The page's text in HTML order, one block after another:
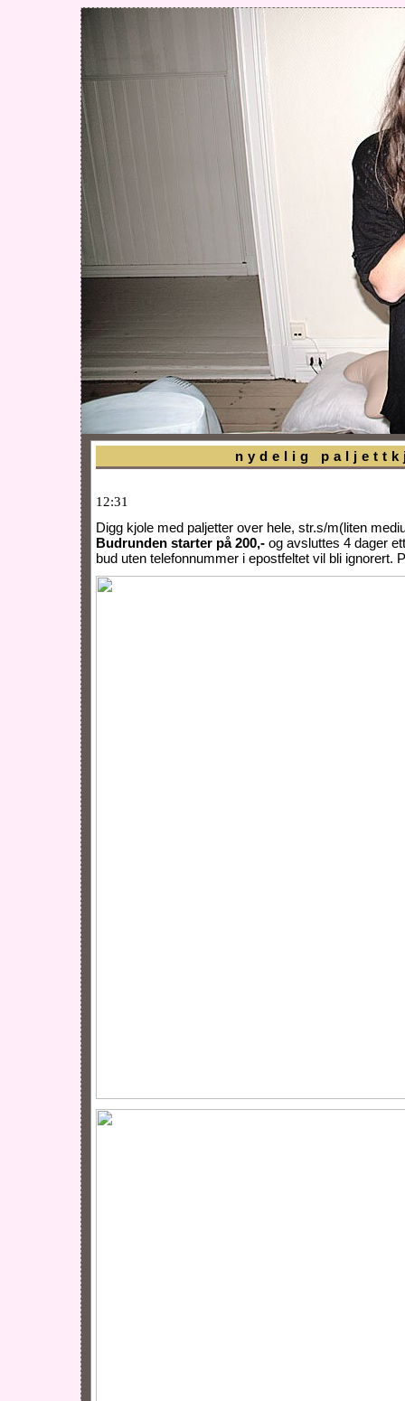
nydelig
12:31
Digg kjole med paljetter over hele, str.s/m(liten
Budrunden starter på 200,- og avsluttes 4 dager
bud uten telefonnummer i epostfeltet vil bli ignorert.